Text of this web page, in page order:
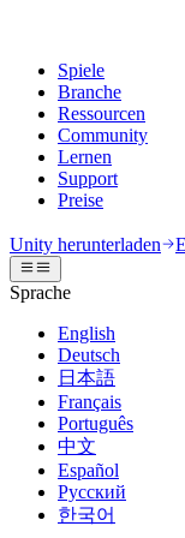
Spiele
Branche
Ressourcen
Community
Lernen
Support
Preise
Unity Engine
Erstellen Sie 2D- und
Zusammenarbeit
Schnell mit Ihrem
Unity herunterladen
Abonnements und
Bereitstellen
Multiplattform
3D-Zusammenarbeit
Erstellen und
Immersive Schulung
In immersiven
Kundenerlebnisse
Interaktive 3D-
Branchen
Fertigung
Dokumentation
Entwicklertools
Versionsfreigaben
Roadmap
Bevorstehende
Glossar
Diskussionen
Veranstaltungen
Globale und lokale
Made with Unity
Präsentation von
Unity Learn
Meistern Sie Unity-
Professionelles Training
Verbessern Sie Ihr
Neu bei Unity
Erste Schritte
Beginnen Sie noch
Unity Essential
Hilfe erhalten
Wir helfen Ihnen, mit
Erfolgspläne
Erreichen Sie Ihre
FAQ
Antworten auf häufige
Kontakt aufnehmen
Verbinden Sie sich mit
Unity herunterladen
Sprache
English
Deutsch
日本語
Français
Português
中文
Español
Русский
한국어